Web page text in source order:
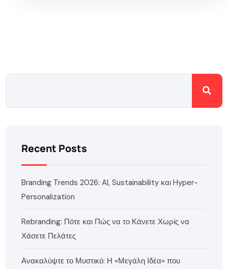
Recent Posts
Branding Trends 2026: AI, Sustainability και Hyper-
Personalization
Rebranding: Πότε και Πώς να το Κάνετε Χωρίς να
Χάσετε Πελάτες
Ανακαλύψτε το Μυστικό: Η «Μεγάλη Ιδέα» που